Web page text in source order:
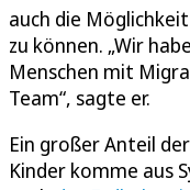
auch die
zu können. „Wir
Menschen mit
Team“, sagte er.
Ein großer Anteil
Kinder komme aus